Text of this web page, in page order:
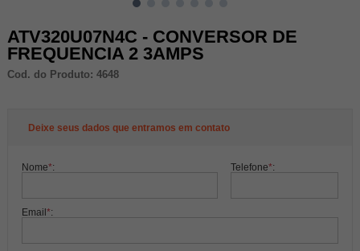
ATV320U07N4C - CONVERSOR DE
FREQUENCIA 2 3AMPS
Cod. do Produto: 4648
Deixe seus dados que entramos em contato
Nome*: Telefone*:
Email*: